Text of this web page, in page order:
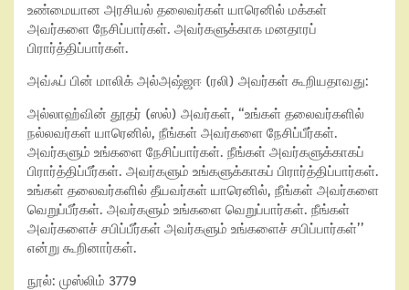
உண்மையான அரசியல் தலைவர்கள் யாரெனில் மக்கள்
அவர்களை நேசிப்பார்கள். அவர்களுக்காக மனதாரப்
பிரார்த்திப்பார்கள்.
அவ்ஃப் பின் மாலிக் அல்அஷ்ஜஈ (ரலி) அவர்கள் கூறியதாவது:
அல்லாஹ்வின் தூதர் (ஸல்) அவர்கள், “உங்கள் தலைவர்களில்
நல்லவர்கள் யாரெனில், நீங்கள் அவர்களை நேசிப்பீர்கள்.
அவர்களும் உங்களை நேசிப்பார்கள். நீங்கள் அவர்களுக்காகப்
பிரார்த்திப்பீர்கள். அவர்களும் உங்களுக்காகப் பிரார்த்திப்பார்கள்.
உங்கள் தலைவர்களில் தீயவர்கள் யாரெனில், நீங்கள் அவர்களை
வெறுப்பீர்கள். அவர்களும் உங்களை வெறுப்பார்கள். நீங்கள்
அவர்களைச் சபிப்பீர்கள் அவர்களும் உங்களைச் சபிப்பார்கள்’’
என்று கூறினார்கள்.
நூல்: முஸ்லிம் 3779